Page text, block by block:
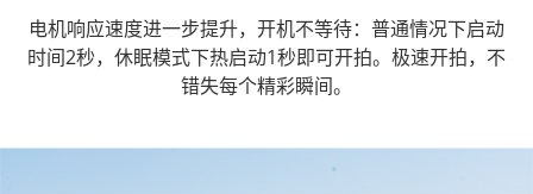
电机响应速度进一步提升，开机不等待：普通情况下启动
时间2秒，休眠模式下热启动1秒即可开拍。极速开拍，不
错失每个精彩瞬间。